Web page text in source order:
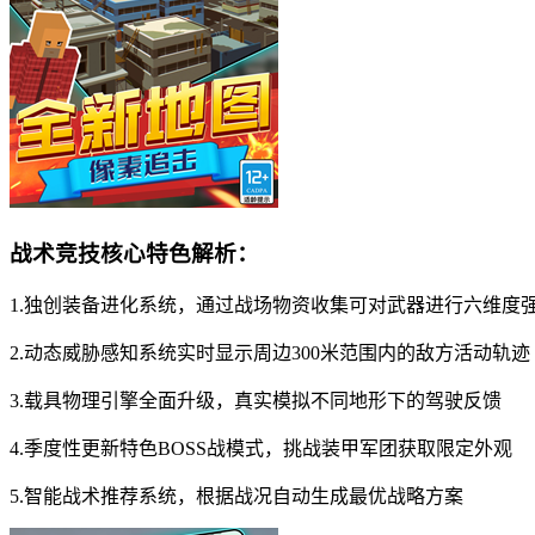
战术竞技核心特色解析：
1.独创装备进化系统，通过战场物资收集可对武器进行六维度
2.动态威胁感知系统实时显示周边300米范围内的敌方活动轨迹
3.载具物理引擎全面升级，真实模拟不同地形下的驾驶反馈
4.季度性更新特色BOSS战模式，挑战装甲军团获取限定外观
5.智能战术推荐系统，根据战况自动生成最优战略方案